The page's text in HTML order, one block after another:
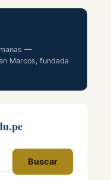
—
Marcos, fundada
Buscar